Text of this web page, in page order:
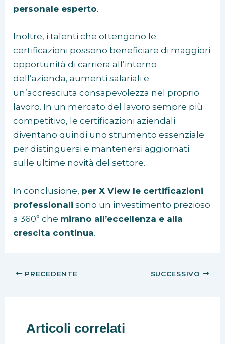
personale esperto.
Inoltre, i talenti che ottengono le
certificazioni possono beneficiare di maggiori
opportunità di carriera all’interno
dell’azienda, aumenti salariali e
un’accresciuta consapevolezza nel proprio
lavoro. In un mercato del lavoro sempre più
competitivo, le certificazioni aziendali
diventano quindi uno strumento essenziale
per distinguersi e mantenersi aggiornati
sulle ultime novità del settore.
In conclusione, per X View le certificazioni
professionali sono un investimento prezioso
a 360° che mirano all’eccellenza e alla
crescita continua.
PRECEDENTE SUCCESSIVO
Articoli correlati